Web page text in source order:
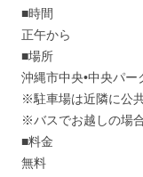
■時間
正午から
■場所
沖縄市中央•中央パー
※駐車場は近隣に公
※バスでお越しの場
■料金
無料